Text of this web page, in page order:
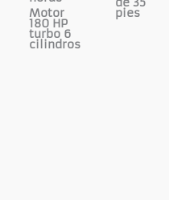
Motor
180 HP
turbo 6
cilindros
de 35
pies